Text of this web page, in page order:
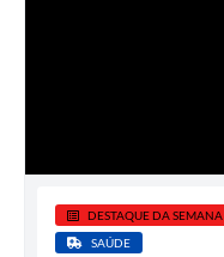
DESTAQUE DA SEMANA
SAÚDE